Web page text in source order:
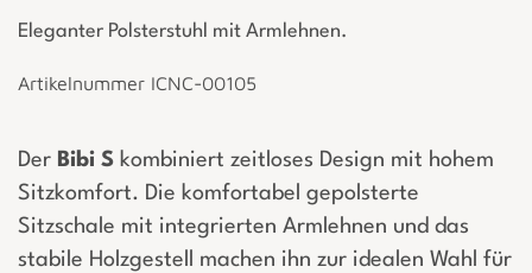
Eleganter Polsterstuhl mit Armlehnen.
Artikelnummer ICNC-00105
Der Bibi S kombiniert zeitloses Design mit hohem
Sitzkomfort. Die komfortabel gepolsterte
Sitzschale mit integrierten Armlehnen und das
stabile Holzgestell machen ihn zur idealen Wahl für